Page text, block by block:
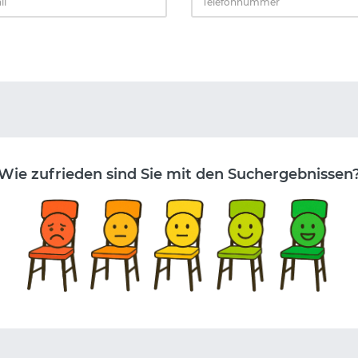
zufrieden sind Sie mit den